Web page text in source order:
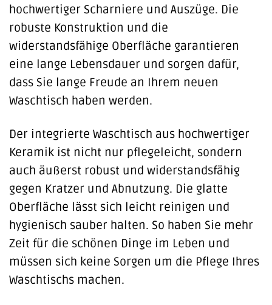
hochwertiger Scharniere und Auszüge. Die
robuste Konstruktion und die
widerstandsfähige Oberfläche garantieren
eine lange Lebensdauer und sorgen dafür,
dass Sie lange Freude an Ihrem neuen
Waschtisch haben werden.
Der integrierte Waschtisch aus hochwertiger
Keramik ist nicht nur pflegeleicht, sondern
auch äußerst robust und widerstandsfähig
gegen Kratzer und Abnutzung. Die glatte
Oberfläche lässt sich leicht reinigen und
hygienisch sauber halten. So haben Sie mehr
Zeit für die schönen Dinge im Leben und
müssen sich keine Sorgen um die Pflege Ihres
Waschtischs machen.